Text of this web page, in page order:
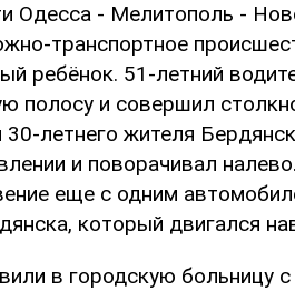
Одесса - Мелитополь -
транспортное
ребёнок. 51-летний
полосу и совершил
летнего жителя
и поворачивал
еще с одним
который двигался
в городскую больницу с